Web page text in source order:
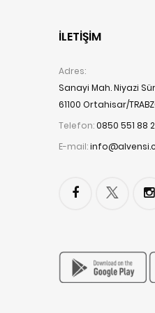
İLETIŞIM
Adres:
Sanayi Mah. Niyazi
61100 Ortahisar/
Telefon:0850 551 88
E-mail: